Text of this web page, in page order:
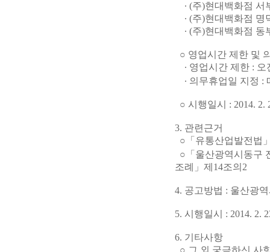
∙ (주)현대백화점 서
∙ (주)현대백화점 명
∙ (주)현대백화점 동
○ 영업시간 제한 및
∙ 영업시간 제한 : 오
∙ 의무휴업일 지정 :
○ 시행일시 : 2014. 2.
3. 관련근거
○「유통산업발전법
○「울산광역시동구
조례」제14조의2
4. 공고방법 : 울산광
5. 시행일시 : 2014. 2.
6. 기타사항
○ 그 외 궁금하신 사